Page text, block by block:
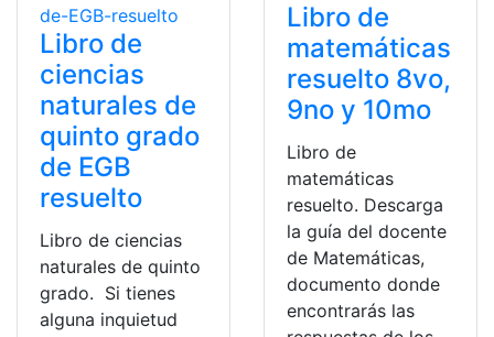
Libro de
ciencias
naturales de
quinto grado
de EGB
resuelto
Libro de ciencias
naturales de quinto
grado. Si tienes
alguna inquietud
Libro de
matemáticas
resuelto 8vo,
9no y 10mo
Libro de
matemáticas
resuelto. Descarga
la guía del docente
de Matemáticas,
documento donde
encontrarás las